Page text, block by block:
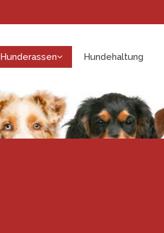
Hunderassen Hundehaltung